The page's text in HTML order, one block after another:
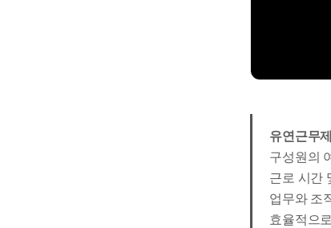
유연근무제
구성원의
근로 시간
업무와 조
효율적으